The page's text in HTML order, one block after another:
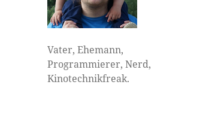
Vater, Ehemann,
Programmierer, Nerd,
Kinotechnikfreak.